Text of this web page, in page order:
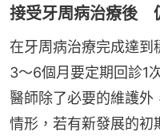
接受牙周病治療後
在牙周病治療完成達到
3～6個月要定期回診1
醫師除了必要的維護外
情形，若有新發展的初